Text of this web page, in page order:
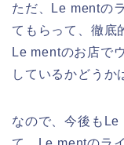
ただ、Le mentの
てもらって、徹底
Le mentのお店で
しているかどうか
なので、今後も